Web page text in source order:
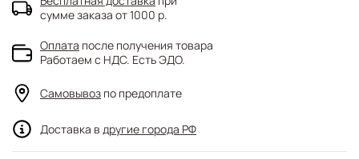
сумме заказа от 1000 р.
Оплата после получения товара
Работаем с НДС. Есть ЭДО.
Самовывоз по предоплате
Доставка в другие города РФ